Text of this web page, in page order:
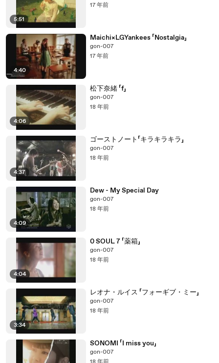
5:51
17 年前
4:40
Maichi×LGYankees 「Nostalgia」
gon-007
17 年前
4:06
松下奈緒 「f」
gon-007
18 年前
4:37
ゴーストノート「キラキラキラ」
gon-007
18 年前
4:09
Dew - My Special Day
gon-007
18 年前
4:04
0 SOUL 7 「薬箱」
gon-007
18 年前
3:34
レオナ・ルイス 「フォーギブ・ミー」
gon-007
18 年前
SONOMI 「I miss you」
gon-007